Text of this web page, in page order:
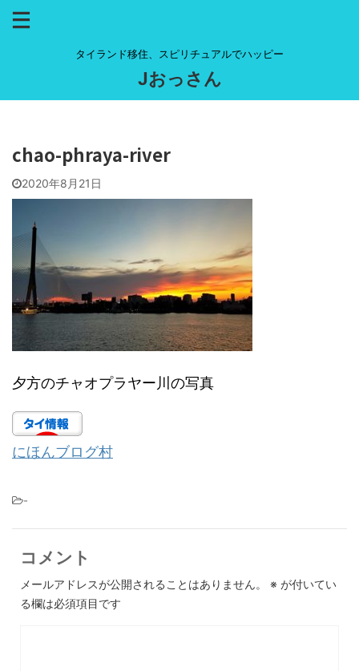
タイランド移住、スピリチュアルでハッピー
Jおっさん
chao-phraya-river
2020年8月21日
夕方のチャオプラヤー川の写真
にほんブログ村
-
コメント
メールアドレスが公開されることはありません。 ※ が付いてい
る欄は必須項目です